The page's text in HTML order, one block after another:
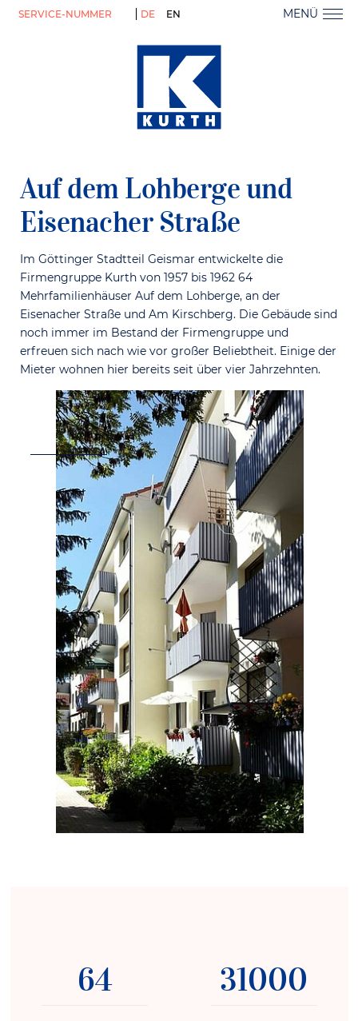
DE EN
SERVICE-NUMMER MENÜ
Auf dem Lohberge und
Eisenacher Straße
Im Göttinger Stadtteil Geismar entwickelte die
Firmengruppe Kurth von 1957 bis 1962 64
Mehrfamilienhäuser Auf dem Lohberge, an der
Eisenacher Straße und Am Kirschberg. Die Gebäude sind
noch immer im Bestand der Firmengruppe und
erfreuen sich nach wie vor großer Beliebtheit. Einige der
Mieter wohnen hier bereits seit über vier Jahrzehnten.
64 31000